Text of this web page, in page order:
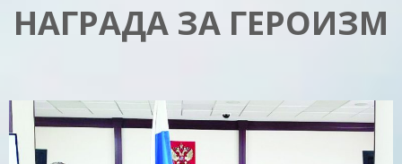
НАГРАДА ЗА ГЕРОИЗМ